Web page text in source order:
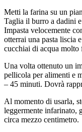
Metti la farina su un
Taglia il burro a dadini
Impasta velocemente
otterrai una pasta liscia
cucchiai di acqua molto
Una volta ottenuto un
pellicola per alimenti e
– 45 minuti. Dovrà
Al momento di usarla,
leggermente infarinato,
circa mezzo centimetro.